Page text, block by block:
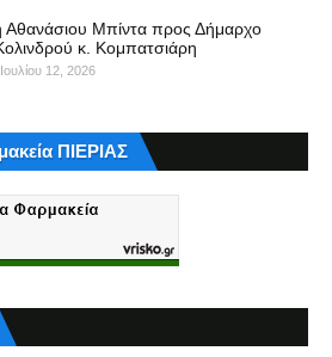
Αθανάσιου Μπίντα προς Δήμαρχο
κ. Κομπατσιάρη
12, 2026
ΠΙΕΡΙΑΣ